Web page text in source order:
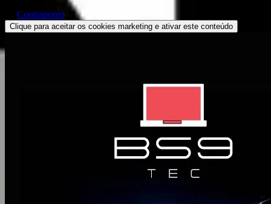
Contraponto
Clique para aceitar os cookies marketing e ativar este conteúdo